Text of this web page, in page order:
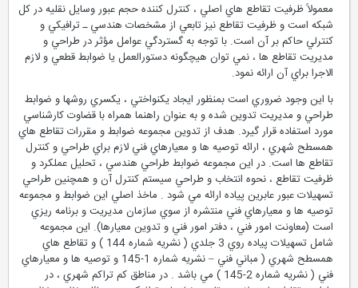
معمولاً ظرفيت تقاطع هاي اصلي ، كنترل كننده حجم عبور وسايل نقليه در كل
شبكه است و ظرفيت تقاطع نيز تابعي از مشخصات هندسي ـ ترافيكي و
كنترلي حاكم بر آن است. با توجه به گستردگي عوامل مؤثر در طراحي و
مديريت تقاطع ها ، نمي توان هيچگونه دستورالعمل يا ضوابط قطعي و لازم
الاجرا براي آن ارائه نمود.
با اين وجود ضروري است بمنظور ايجاد يكنواختي ، يكسري روشها و ضوابط
طراحي و مديريت تدوين شده و به عنوان راهنما همراه با قضاوت كارشناسي
مورد استفاده قرار گيرد. هدف از تدوين مجموعه ضوابط و مقررات تقاطع هاي
همسطح شهري ، ارائه توصيه ها و معيارهاي فني لازم براي طراحي و كنترل
تقاطع ها است. در اين مجموعه ضوابط طراحي هندسي ، تحليل عملكرد و
ظرفيت تقاطع ، نحوه انتخاب و طراحي سيستم كنترل آن و همچنين طراحي
تسهيلات عبور عابرين پياده ارائه مي شود . ماخذ اصلي اين ضوابط و مجموعه
توصيه ها و معيارهاي فني منتشره از سوي سازمان مديريت و برنامه ريزي
است (معاونت امور فني ، دفتر امور فني و تدوين معيارها). اين مجموعه
شامل تسهيلات پياده روي 3 جلدي ( نشريه شماره 144 ) و تقاطع هاي
همسطح شهري ( مباني فني – نشريه شماره 1-145 و توصيه ها و معيارهاي
فني ( نشريه شماره 2-145 ) مي باشد . در مناطق كم تراكم شهري ، در